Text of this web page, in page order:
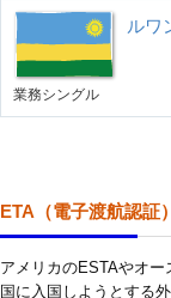
ルワ
業務シングル
ETA（電子渡航認証）
アメリカのESTAやオ
国に入国しようとする